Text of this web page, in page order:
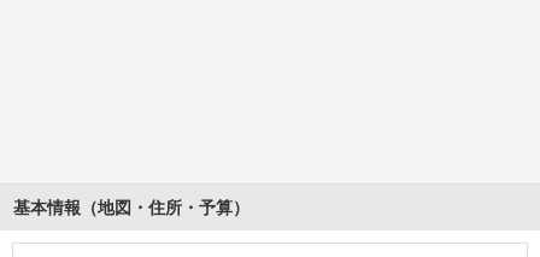
基本情報（地図・住所・予算）